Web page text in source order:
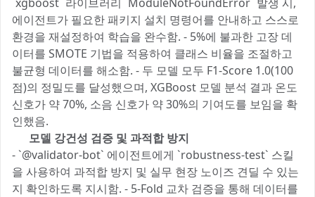
에이전트가 필요한 패키지 설치 명령어를 안내하고 스스로
환경을 재설정하여 학습을 완수함. - 5%에 불과한 고장 데
이터를 SMOTE 기법을 적용하여 클래스 비율을 조절하고
불균형 데이터를 해소함. - 두 모델 모두 F1-Score 1.0(100
점)의 정밀도를 달성했으며, XGBoost 모델 분석 결과 온도
신호가 약 70%, 소음 신호가 약 30%의 기여도를 보임을 확
인했음.
3️⃣ 모델 강건성 검증 및 과적합 방지
- `@validator-bot` 에이전트에게 `robustness-test` 스킬
을 사용하여 과적합 방지 및 실무 현장 노이즈 견딜 수 있는
지 확인하도록 지시함. - 5-Fold 교차 검증을 통해 데이터를